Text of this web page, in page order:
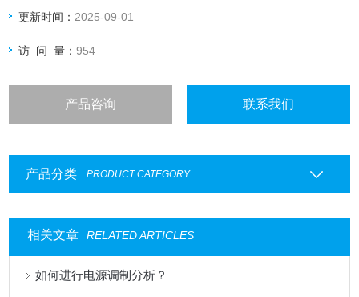
更新时间： 2025-09-01
访 问 量：954
产品咨询 联系我们
产品分类 PRODUCT CATEGORY
相关文章 RELATED ARTICLES
如何进行电源调制分析？